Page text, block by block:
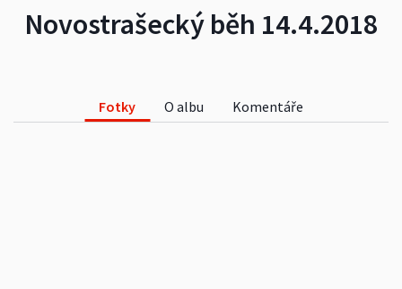
Novostrašecký běh 14.4.2018
Fotky O albu Komentáře